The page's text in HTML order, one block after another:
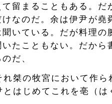
留まることもある。だ
なのだ。余は伊尹が堯
いている。だが料理の
たこともない。だから
だ、
れ桀の牧宮において作ら
とはじめてこれを亳（は